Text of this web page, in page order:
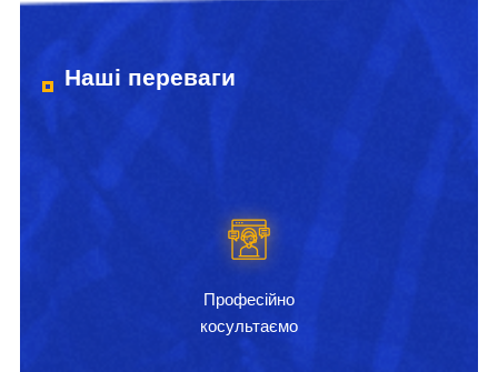
Наші переваги
Професійно
косультаємо